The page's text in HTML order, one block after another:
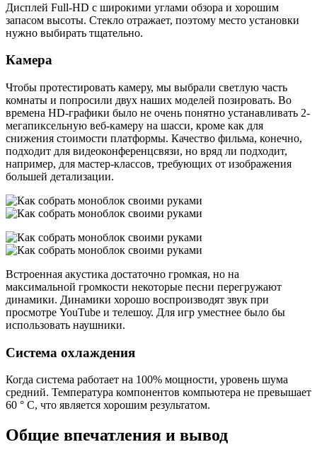
Дисплей Full-HD с широкими углами обзора и хорошим
запасом высоты. Стекло отражает, поэтому место установки
нужно выбирать тщательно.
Камера
Чтобы протестировать камеру, мы выбрали светлую часть
комнаты и попросили двух наших моделей позировать. Во
времена HD-графики было не очень понятно устанавливать 2-
мегапиксельную веб-камеру на шасси, кроме как для
снижения стоимости платформы. Качество фильма, конечно,
подходит для видеоконференцсвязи, но вряд ли подходит,
например, для мастер-классов, требующих от изображения
большей детализации.
Встроенная акустика достаточно громкая, но на
максимальной громкости некоторые песни перегружают
динамики. Динамики хорошо воспроизводят звук при
просмотре YouTube и телешоу. Для игр уместнее было бы
использовать наушники.
Система охлаждения
Когда система работает на 100% мощности, уровень шума
средний. Температура компонентов компьютера не превышает
60 ° C, что является хорошим результатом.
Общие впечатления и вывод